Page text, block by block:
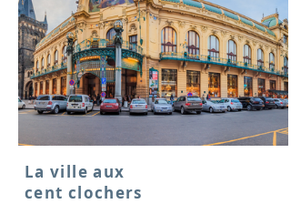
La ville aux
cent clochers